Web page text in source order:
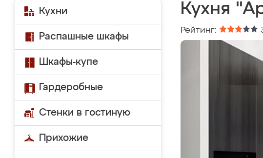
Кухни
Распашные шкафы
Шкафы-купе
Гардеробные
Стенки в гостиную
Прихожие
Кухня
Рейтинг: